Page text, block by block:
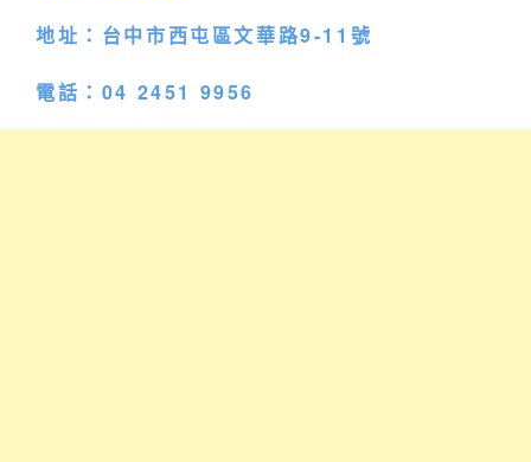
地址：台中市西屯區文華路9-11號
電話：04 2451 9956